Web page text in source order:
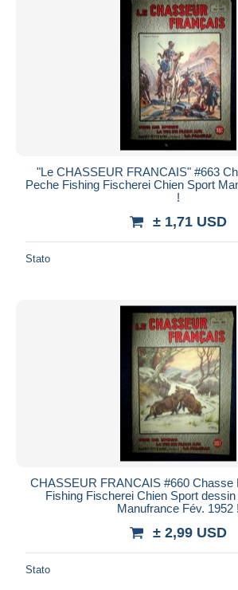
Spedizione gratuita
Metodi di pagamento
Bonifico bancario
Mastercard
Bancontact
iDeal
Residenza del venditore
Aggiorna
"Le CHASSEUR FRANCAIS" #663
Peche Fishing Fischerei Chien Sport
!
± 1,71 USD
Stato
CHASSEUR FRANCAIS #660 Chasse
Fishing Fischerei Chien Sport
Manufrance Fév. 1952 !
± 2,99 USD
Stato